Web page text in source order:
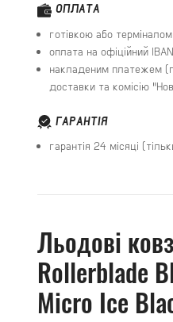
ОПЛАТА
готівкою або
оплата на офіційний
накладеним платежем
доставки та комісію
ГАРАНТІЯ
гарантія 24 місяці
Льодові
Rollerblade
Micro Ice